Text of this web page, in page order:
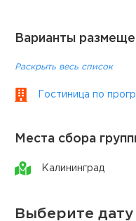
Варианты
Раскрыть весь список
Гостиница по
Места сбора
Калининград
Выберите дату